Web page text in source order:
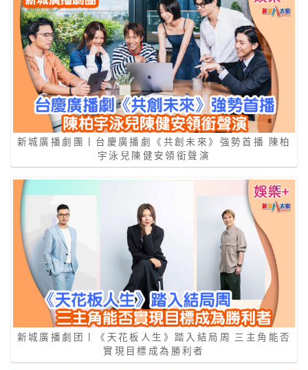
新城廣播劇團丨台慶廣播劇《共創未來》強勢首播 陳柏
宇泳兒陳健安領銜聲演
新城廣播劇团丨《天花板人生》踏入結局周 三主角能否
實現目標成為勝利者